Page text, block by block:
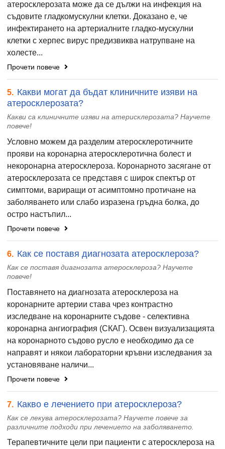
атеросклерозата може да се дължи на инфекция на
съдовите гладкомускулни клетки. Доказано е, че
инфектирането на артериалните гладко-мускулни
клетки с херпес вирус предизвиква натрупване на
холесте...
Прочети повече
5. Какви могат да бъдат клиничните изяви на
атеросклерозата?
Какви са клиничните изяви на атерисклерозата? Научете
повече!
Условно можем да разделим атеросклеротичните
прояви на коронарна атеросклеротична болест и
некоронарна атеросклероза. Коронарното засягане от
атеросклерозата се представя с широк спектър от
симптоми, вариращи от асимптомно протичане на
заболяването или слабо изразена гръдна болка, до
остро настъпил...
Прочети повече
6. Как се поставя диагнозата атеросклероза?
Как се поставя диагнозата атеросклероза? Научете
повече!
Поставянето на диагнозата атеросклероза на
коронарните артерии става чрез контрастно
изследване на коронарните съдове - селективна
коронарна ангиография (СКАГ). Освен визуализацията
на коронарното съдово русло е необходимо да се
направят и някои лабораторни кръвни изследвания за
установяване наличи...
Прочети повече
7. Какво е лечението при атеросклероза?
Как се лекува атеросклерозата? Научете повече за
различните подходи при лечението на заболяването.
Терапевтичните цели при пациенти с атеросклероза на